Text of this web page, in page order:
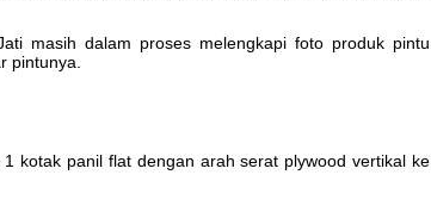
masih dalam proses melengkapi foto produk pintu
pintunya.
kotak panil flat dengan arah serat plywood vertikal ke